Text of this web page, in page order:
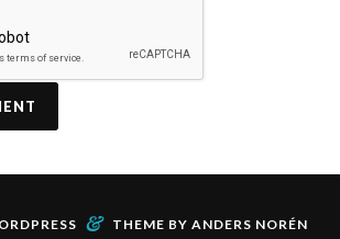
& THEME BY ANDERS NORÉN